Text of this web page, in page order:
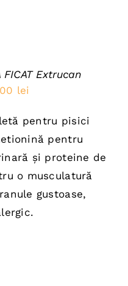
FICAT Extrucan
lei.
lei
este:
120,00 lei.
pentru pisici
pentru
și proteine de
o musculatură
gustoase,